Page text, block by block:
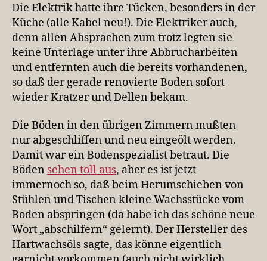
Die Elektrik hatte ihre Tücken, besonders in der
Küche (alle Kabel neu!). Die Elektriker auch,
denn allen Absprachen zum trotz legten sie
keine Unterlage unter ihre Abbrucharbeiten
und entfernten auch die bereits vorhandenen,
so daß der gerade renovierte Boden sofort
wieder Kratzer und Dellen bekam.
Die Böden in den übrigen Zimmern mußten
nur abgeschliffen und neu eingeölt werden.
Damit war ein Bodenspezialist betraut. Die
Böden sehen toll aus, aber es ist jetzt
immernoch so, daß beim Herumschieben von
Stühlen und Tischen kleine Wachsstücke vom
Boden abspringen (da habe ich das schöne neue
Wort „abschilfern“ gelernt). Der Hersteller des
Hartwachsöls sagte, das könne eigentlich